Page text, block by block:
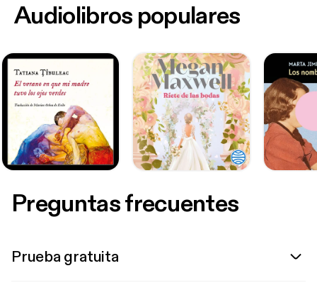
Audiolibros populares
Preguntas frecuentes
Prueba gratuita